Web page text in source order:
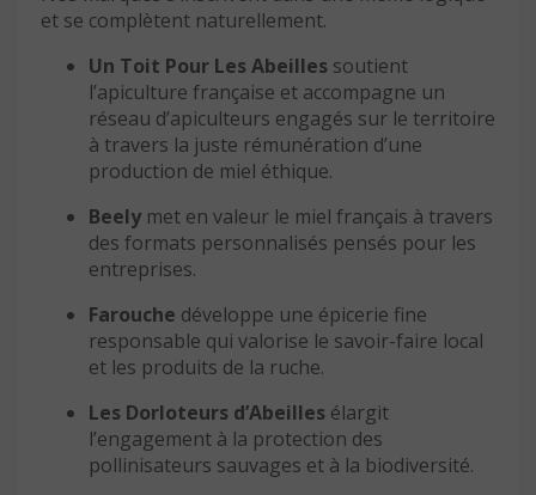
et se complètent naturellement.
Un Toit Pour Les Abeilles soutient
l’apiculture française et accompagne un
réseau d’apiculteurs engagés sur le territoire
à travers la juste rémunération d’une
production de miel éthique.
Beely met en valeur le miel français à travers
des formats personnalisés pensés pour les
entreprises.
Farouche développe une épicerie fine
responsable qui valorise le savoir-faire local
et les produits de la ruche.
Les Dorloteurs d’Abeilles élargit
l’engagement à la protection des
pollinisateurs sauvages et à la biodiversité.